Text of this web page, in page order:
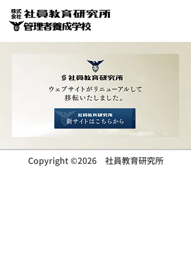
Copyright ©2026 社員教育研究所